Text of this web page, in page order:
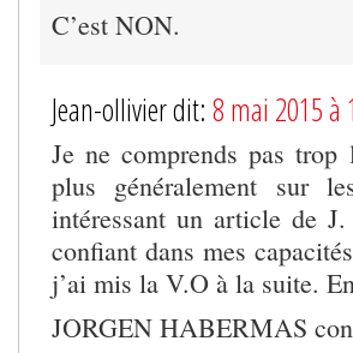
C’est NON.
Jean-ollivier dit: 8 mai 2015 à
Je ne comprends pas
plus généralement sur
intéressant un article de
confiant dans mes
j’ai mis la V.O à la suite.
JORGEN HABERMAS